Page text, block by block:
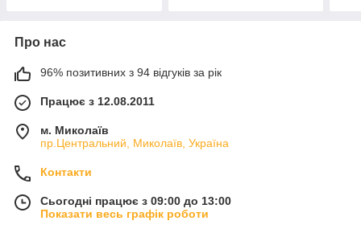
Про нас
96% позитивних з 94 відгуків за рік
Працює з 12.08.2011
м. Миколаїв
пр.Центральний, Миколаїв, Україна
Контакти
Сьогодні працює з 09:00 до 13:00
Показати весь графік роботи